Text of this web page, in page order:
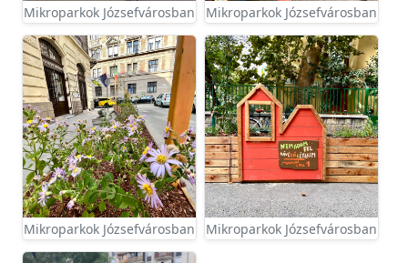
Mikroparkok Józsefvárosban Mikroparkok Józsefvárosban
Mikroparkok Józsefvárosban Mikroparkok Józsefvárosban